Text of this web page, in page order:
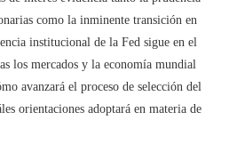
como la inminente transición en
institucional de la Fed sigue en el
los mercados y la economía mundial
avanzará el proceso de selección del
orientaciones adoptará en materia de